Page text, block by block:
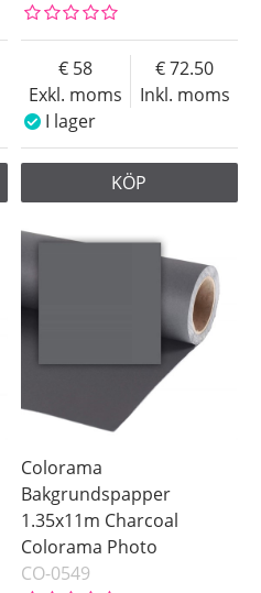
Exkl. moms
58
Inkl. moms
72.50
I lager
KÖP
Colorama
Bakgrundspapper
1.35x11m Charcoal
Colorama Photo
CO-0549